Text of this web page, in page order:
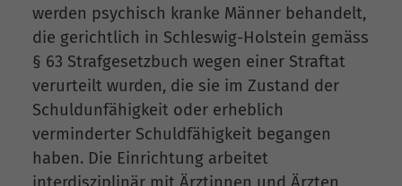
werden psychisch kranke Männer behandelt,
die gerichtlich in Schleswig-Holstein gemäss
§ 63 Strafgesetzbuch wegen einer Straftat
verurteilt wurden, die sie im Zustand der
Schuldunfähigkeit oder erheblich
verminderter Schuldfähigkeit begangen
haben. Die Einrichtung arbeitet